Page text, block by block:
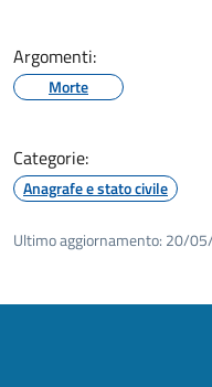
Argomenti:
Morte
Categorie:
Anagrafe e stato civile
Ultimo aggiornamento: 20/